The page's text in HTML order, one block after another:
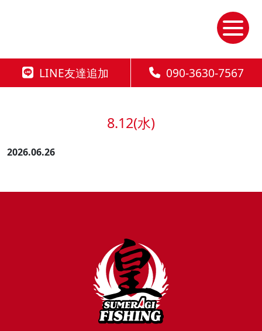
LINE友達追加 090-3630-7567
8.12(水)
2026.06.26